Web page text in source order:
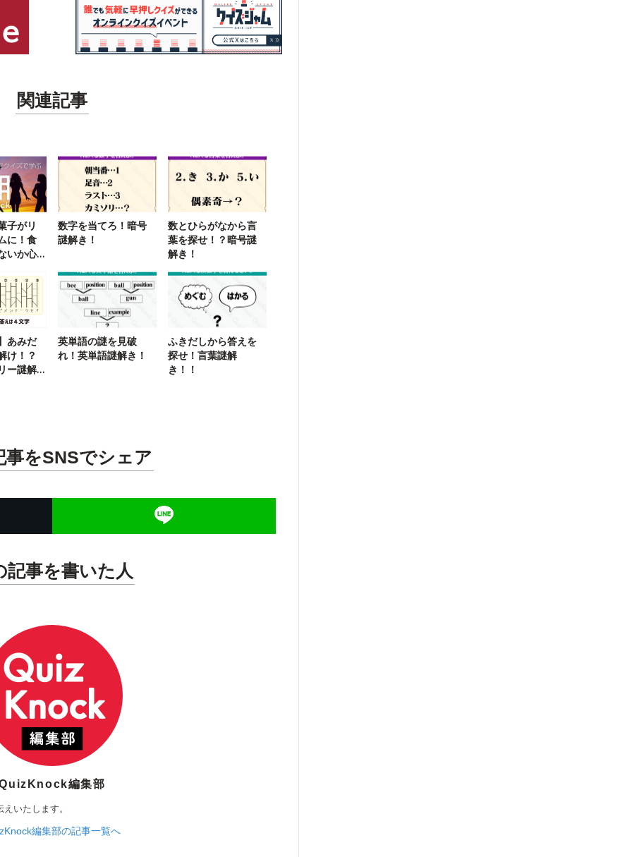
関連記事
子がリ
に！食
いか心
数字を当てろ！暗号
謎解き！
数とひらがなから言
葉を探せ！？暗号謎
解き！
あみだ
け！？
ー謎解
英単語の謎を見破
れ！英単語謎解き！
ふきだしから答えを
探せ！言葉謎解
き！！
事をSNSでシェア
記事を書いた人
編集部
いたします。
編集部の記事一覧へ